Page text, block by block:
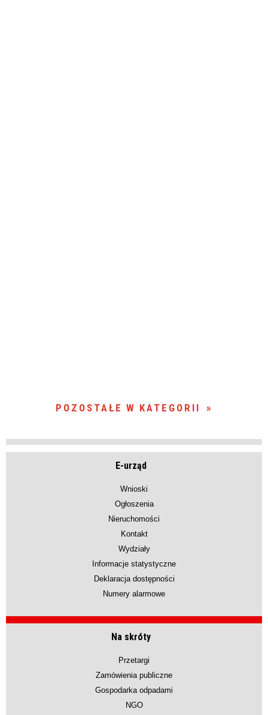
POZOSTAŁE W KATEGORII
E-urząd
Wnioski
Ogłoszenia
Nieruchomości
Kontakt
Wydziały
Informacje statystyczne
Deklaracja dostępności
Numery alarmowe
Na skróty
Przetargi
Zamówienia publiczne
Gospodarka odpadami
NGO